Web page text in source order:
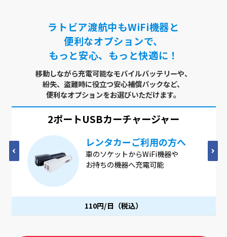
ラトビア渡航中もWiFi機器と
便利なオプションで、
もっと安心、もっと快適に！
移動しながら充電可能なモバイルバッテリーや、
紛失、盗難時に役立つ安心補償パックなど、
便利なオプションをお選びいただけます。
2ポートUSBカーチャージャー
レンタカーご利用の方へ
車のソケットからWiFi機器や
お持ちの機器へ充電可能
110円/日（税込）